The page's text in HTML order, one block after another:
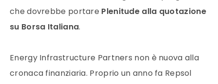
che dovrebbe portare Plenitude alla quotazione
su Borsa Italiana.
Energy Infrastructure Partners non è nuova alla
cronaca finanziaria. Proprio un anno fa Repsol